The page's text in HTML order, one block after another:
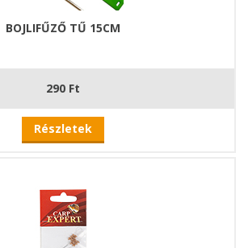
BOJLIFŰZŐ TŰ 15CM
290 Ft
Részletek